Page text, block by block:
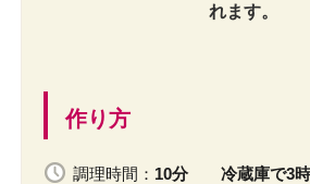
れます。
作り方
調理時間： 10分 冷蔵庫で3時